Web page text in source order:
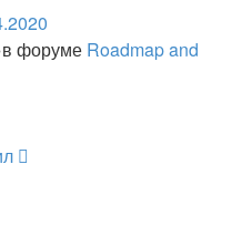
форуме Roadmap and